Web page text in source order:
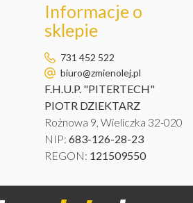
PROTEC VALVES AND
Informacje o
sklepie
731 452 522
biuro@zmienolej.pl
F.H.U.P. "PITERTECH"
PIOTR DZIEKTARZ
Rożnowa 9, Wieliczka 32-020
NIP: 683-126-28-23
REGON: 121509550